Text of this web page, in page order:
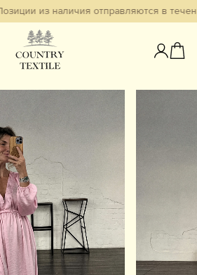
из наличия отправляются в